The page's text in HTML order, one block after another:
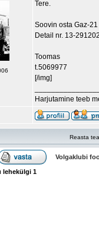
Tere.
Soovin osta Gaz-
Detail nr. 13-
Toomas
t.5069977
[/img]
Harjutamine teeb
Reasta
Volgaklubi
lehekülgi 1